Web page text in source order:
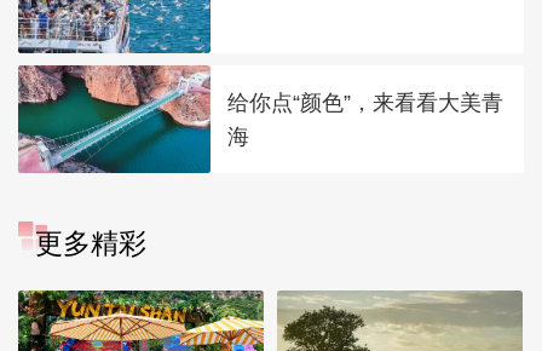
给你点“颜色”，来看看大美青
海
更多精彩